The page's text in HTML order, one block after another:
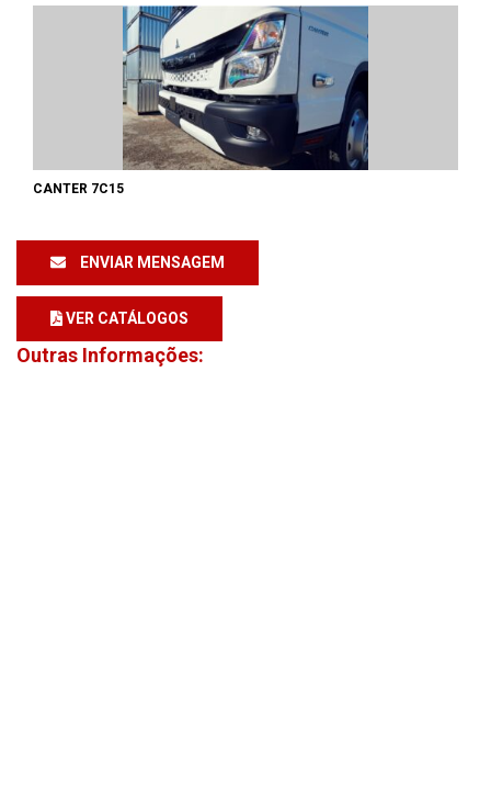
CANTER 7C15
ENVIAR MENSAGEM
VER CATÁLOGOS
Outras Informações: